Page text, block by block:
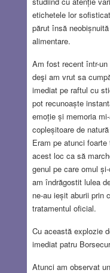
etichetele lor
părut însă
alimentare.
Am fost recent într-
deşi am vrut sa
imediat pe raftul cu
pot recunoaște
emoție și memoria
copleșitoare de
Eram pe atunci
acest loc ca să
genul pe care omul
am îndrăgostit lulea
ne-au ieșit aburii prin
tratamentul oficial.
Cu această explozie
imediat patru
Atunci am observat